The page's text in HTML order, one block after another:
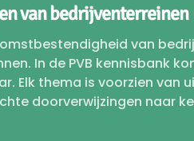
van bedrijventerreinen
van
In de PVB kennisbank
Elk thema is voorzien van
doorverwijzingen naar